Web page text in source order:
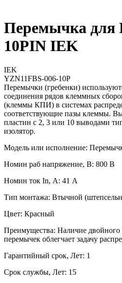
Перемычка
10PIN IEK
IEK
YZN11FBS-006-10P
Перемычки (гребенки)
соединения рядов клеммных
(клеммы КПИ) в системах
соответствующие пазы клеммы.
пластин с 2, 3 или 10 выводами
изолятор.
Модель или исполнение:
Номин раб напряжение, В: 800 В
Номин ток In, А: 41 А
Тип монтажа: Втычной
Цвет: Красный
Преимущества: Наличие двойного
перемычек облегчает задачу
Гарантийный срок, Лет: 1
Срок службы, Лет: 15